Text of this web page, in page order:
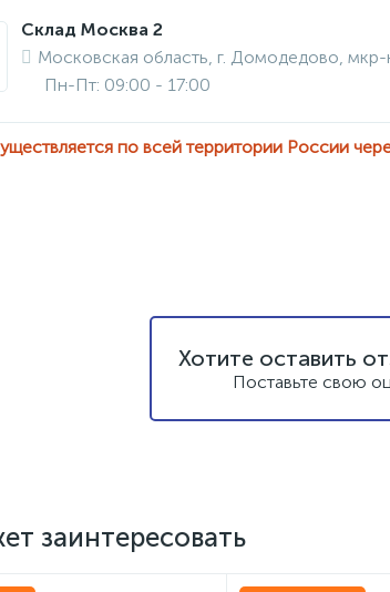
Склад Москва 2
Московская область, г. Домодедово,
Пн-Пт: 09:00 - 17:00
по всей территории России
Хотите оставить
Поставьте свою
заинтересовать